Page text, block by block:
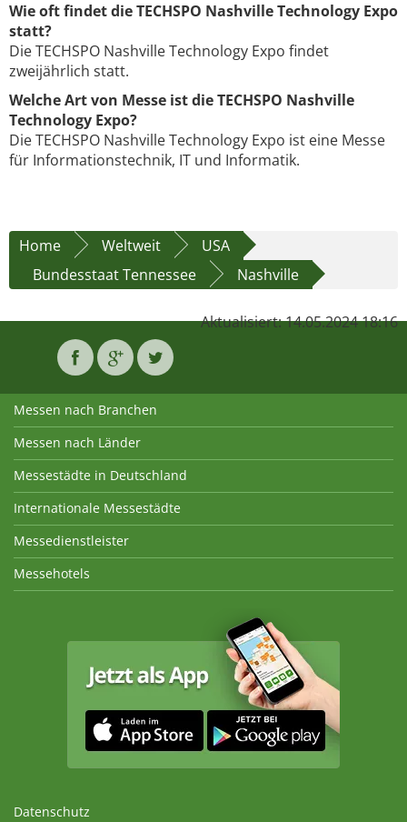
Wie oft findet die TECHSPO Nashville Technology Expo
statt?
Die TECHSPO Nashville Technology Expo findet
zweijährlich statt.
Welche Art von Messe ist die TECHSPO Nashville
Technology Expo?
Die TECHSPO Nashville Technology Expo ist eine Messe
für Informationstechnik, IT und Informatik.
Home Weltweit
USA
Bundesstaat Tennessee
Nashville
Aktualisiert: 14.05.2024 18:16
Messen nach Branchen
Messen nach Länder
Messestädte in Deutschland
Internationale Messestädte
Messedienstleister
Messehotels
Datenschutz